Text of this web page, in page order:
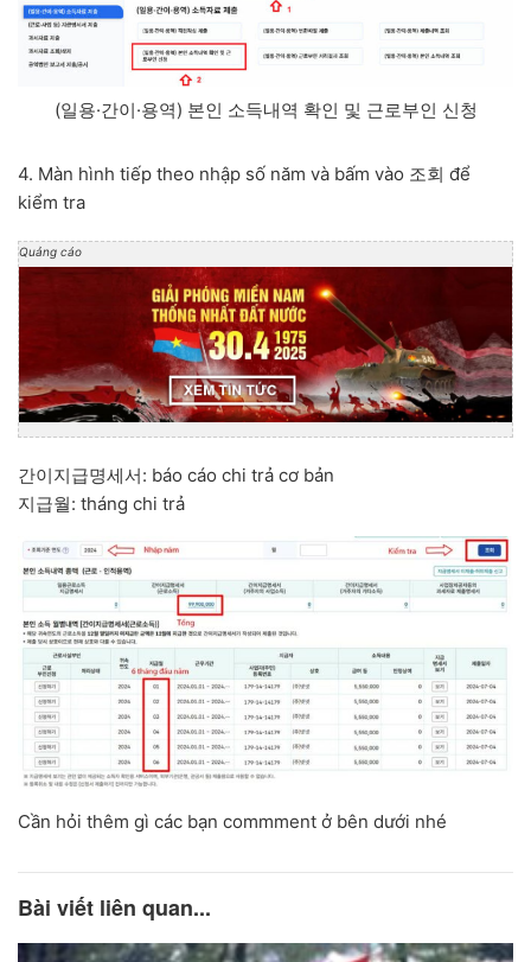
(일용·간이·용역) 본인 소득내역 확인 및 근로부인 신청
4. Màn hình tiếp theo nhập số năm và bấm vào 조회 để
kiểm tra
Quảng cáo
간이지급명세서: báo cáo chi trả cơ bản
지급월: tháng chi trả
Cần hỏi thêm gì các bạn commment ở bên dưới nhé
Bài viết liên quan...